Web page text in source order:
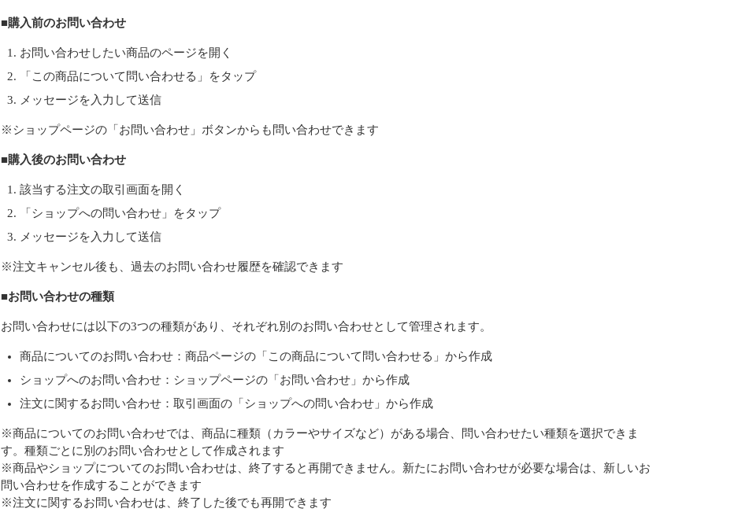
■購入前のお問い合わせ
お問い合わせしたい商品のページを開く
「この商品について問い合わせる」をタップ
メッセージを入力して送信
※ショップページの「お問い合わせ」ボタンからも問い合わせできます
■購入後のお問い合わせ
該当する注文の取引画面を開く
「ショップへの問い合わせ」をタップ
メッセージを入力して送信
※注文キャンセル後も、過去のお問い合わせ履歴を確認できます
■お問い合わせの種類
お問い合わせには以下の3つの種類があり、それぞれ別のお問い合わせとして管理されます。
商品についてのお問い合わせ：商品ページの「この商品について問い合わせる」から作成
ショップへのお問い合わせ：ショップページの「お問い合わせ」から作成
注文に関するお問い合わせ：取引画面の「ショップへの問い合わせ」から作成
※商品についてのお問い合わせでは、商品に種類（カラーやサイズなど）がある場合、問い合わせたい種類を選択できま
す。種類ごとに別のお問い合わせとして作成されます
※商品やショップについてのお問い合わせは、終了すると再開できません。新たにお問い合わせが必要な場合は、新しいお
問い合わせを作成することができます
※注文に関するお問い合わせは、終了した後でも再開できます